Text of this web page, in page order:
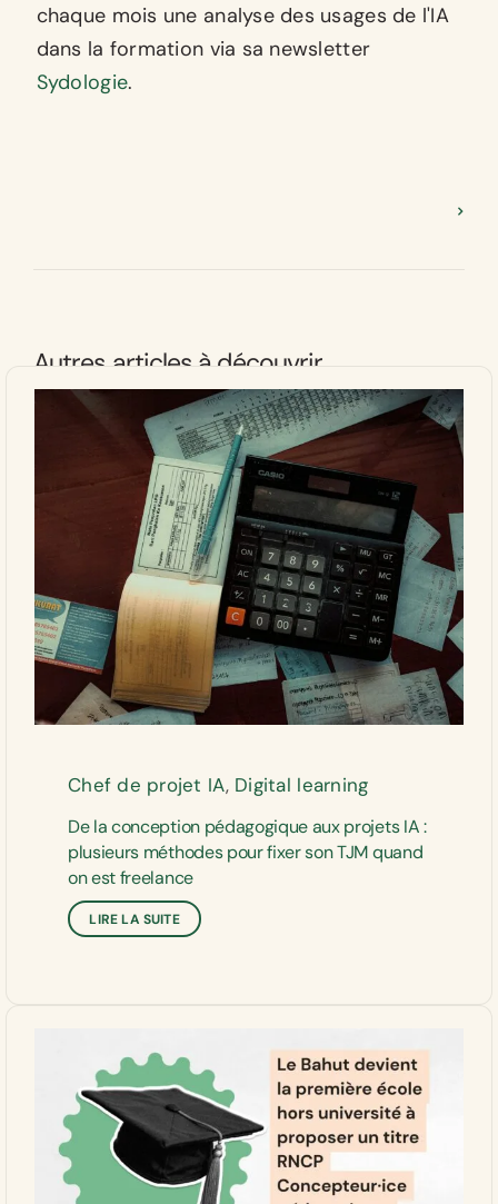
chaque mois une analyse des usages de l'IA
dans la formation via sa newsletter
Sydologie.
Autres articles à découvrir
Chef de projet IA, Digital learning
De la conception pédagogique aux projets IA :
plusieurs méthodes pour fixer son TJM quand
on est freelance
LIRE LA SUITE